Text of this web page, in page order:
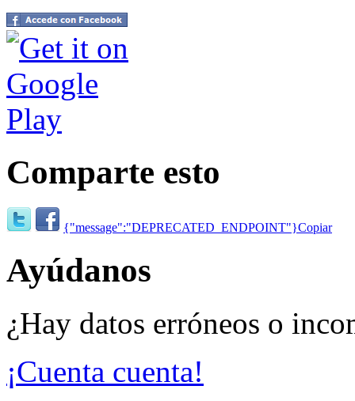
Comparte esto
{"message":"DEPRECATED_ENDPOINT"}Copiar
Ayúdanos
¿Hay datos erróneos o
¡Cuenta cuenta!